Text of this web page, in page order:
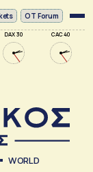
DAX 30 CAC 40
OT Forum
WORLD